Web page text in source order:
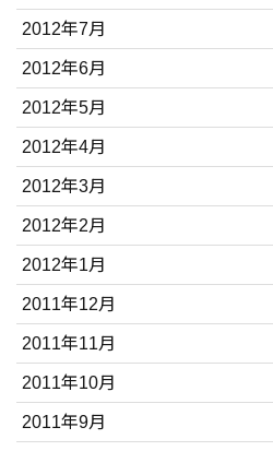
2012年7月
2012年6月
2012年5月
2012年4月
2012年3月
2012年2月
2012年1月
2011年12月
2011年11月
2011年10月
2011年9月